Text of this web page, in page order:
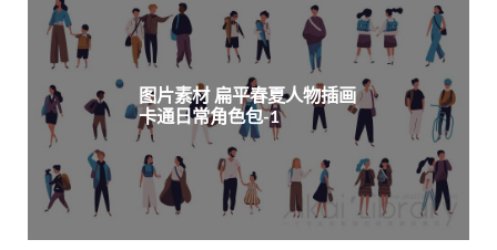
图片素材 扁平春夏人物插画
卡通日常角色包-1